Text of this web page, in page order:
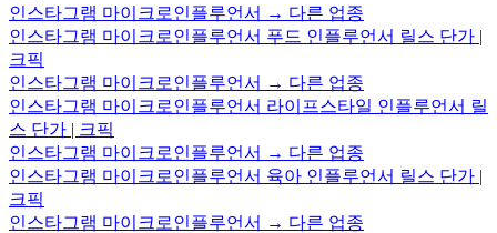
인스타그램 마이크로인플루언서 → 다른 업종
인스타그램 마이크로인플루언서 푸드 인플루언서 릴스 단가 |
크픽
인스타그램 마이크로인플루언서 → 다른 업종
인스타그램 마이크로인플루언서 라이프스타일 인플루언서 릴
스 단가 | 크픽
인스타그램 마이크로인플루언서 → 다른 업종
인스타그램 마이크로인플루언서 육아 인플루언서 릴스 단가 |
크픽
인스타그램 마이크로인플루언서 → 다른 업종